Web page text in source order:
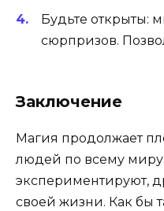
Будьте открыты:
сюрпризов.
Заключение
Магия продолжает
людей по всему
экспериментируют,
своей жизни. Как бы